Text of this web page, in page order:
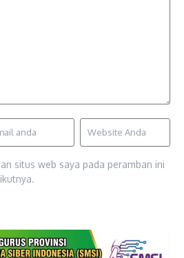
situs web saya pada peramban ini